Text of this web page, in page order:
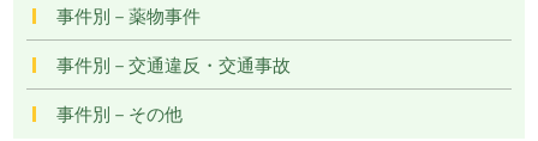
事件別－薬物事件
事件別－交通違反・交通事故
事件別－その他